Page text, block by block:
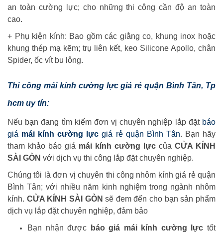
an toàn cường lực; cho những thi công cần độ an toàn
cao.
+ Phụ kiện kính: Bao gồm các giằng co, khung inox hoặc
khung thép mạ kẽm; trụ liên kết, keo Silicone Apollo, chân
Spider, ốc vít bu lông.
Thi công mái kính cường lực giá rẻ quận Bình Tân, Tp
hcm uy tín:
Nếu bạn đang tìm kiếm đơn vị chuyên nghiệp lắp đặt báo
giá mái kính cường lực giá rẻ quận Bình Tân. Bạn hãy
tham khảo báo giá mái kính cường lực của CỬA KÍNH
SÀI GÒN với dịch vụ thi công lắp đặt chuyên nghiệp.
Chúng tôi là đơn vị chuyên thi công nhôm kính giá rẻ quận
Bình Tân; với nhiều năm kinh nghiệm trong ngành nhôm
kính. CỬA KÍNH SÀI GÒN sẽ đem đến cho bạn sản phẩm
dịch vụ lắp đặt chuyên nghiệp, đảm bảo
Bạn nhận được
báo giá mái kính cường lực tốt